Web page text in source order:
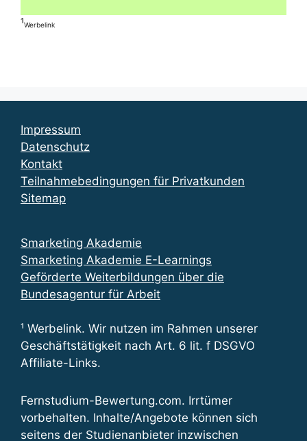
¹Werbelink
Impressum
Datenschutz
Kontakt
Teilnahmebedingungen für Privatkunden
Sitemap
Smarketing Akademie
Smarketing Akademie E-Learnings
Geförderte Weiterbildungen über die
Bundesagentur für Arbeit
¹ Werbelink. Wir nutzen im Rahmen unserer
Geschäftstätigkeit nach Art. 6 lit. f DSGVO
Affiliate-Links.
Fernstudium-Bewertung.com. Irrtümer
vorbehalten. Inhalte/Angebote können sich
seitens der Studienanbieter inzwischen